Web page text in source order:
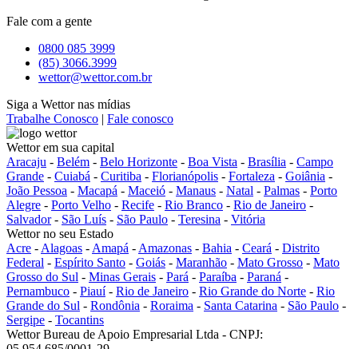
Fale com a gente
0800 085 3999
(85) 3066.3999
wettor@wettor.com.br
Siga a Wettor nas mídias
Trabalhe Conosco | Fale conosco
Wettor em sua capital
Aracaju - Belém - Belo Horizonte - Boa Vista - Brasília - Campo
Grande - Cuiabá - Curitiba - Florianópolis - Fortaleza - Goiânia -
João Pessoa - Macapá - Maceió - Manaus - Natal - Palmas - Porto
Alegre - Porto Velho - Recife - Rio Branco - Rio de Janeiro -
Salvador- São Luís - São Paulo - Teresina - Vitória
Wettor no seu Estado
Acre - Alagoas - Amapá - Amazonas - Bahia - Ceará - Distrito
Federal - Espírito Santo - Goiás - Maranhão - Mato Grosso - Mato
Grosso do Sul - Minas Gerais - Pará - Paraíba - Paraná -
Pernambuco - Piauí- Rio de Janeiro - Rio Grande do Norte - Rio
Grande do Sul - Rondônia - Roraima - Santa Catarina - São Paulo -
Sergipe - Tocantins
Wettor Bureau de Apoio Empresarial Ltda - CNPJ: